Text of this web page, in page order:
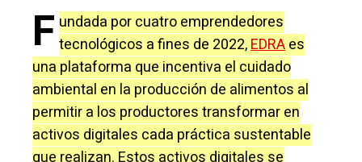
F undada por cuatro emprendedores
tecnológicos a fines de 2022,EDRAes
una plataforma que incentiva el cuidado
ambiental en la producción de alimentos al
permitir a los productores transformar en
activos digitales cada práctica sustentable
que realizan. Estos activos digitales se